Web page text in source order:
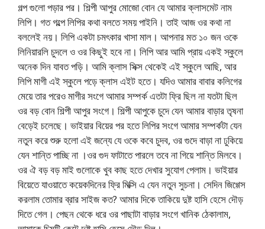
গল্প গুলো পড়ার পর। শিল্পী আপুর মোজো বোন যে আমার ক্লাসমেট নাম
লিপি। গত গল্পে লিপির কথা বলতে সময় পাইনি। তাই আজ ওর কথা না
বললেই নয়। লিপি একটা চমৎকার খাসা মাল। আপনার মত ১০ জন ওকে
লিনিয়ারলি চুদলে ও ওর কিছুই হবে না। লিপি আর আমি প্রায় একই স্কুলে
অনেক দিন যাবত পড়ি। আমি ক্লাস সিক্স থেকেই এই স্কুলে আছি, আর
লিপি মাগী এই স্কুলে পড়ে ক্লাস এইট হতে। যদিও আমার বাবার কলিগের
মেয়ে তার পরেও মাগীর সংগে আমার সম্পর্ক এতটা ফ্রি ছিল না যতটা ছিল
ওর বড় বোন শিল্পী আপুর সংগে। শিল্পী আপুকে চুদে যেন আমার বাড়ার তৃষনা
বেড়েই চলেছে। ভাইয়ার বিয়ের পর হতে লিপির সংগে আমার সম্পর্কটা যেন
নতুন করে শুরু হলো এই জন্যে যে ওকে কবে চুদব, ওর গুদে বাড়া না ঢুকিয়ে
যেন শান্তি পাচ্ছি না ।ওর গুদ ফাটাতে পারলে তবে না গিয়ে শান্তি মিলবে।
ওর ঐ বড় বড় মাই গুলোকে খুব কাছ হতে দেখার সুযোগ পেলাম। ভাইয়ার
বিয়েতে যাওয়াতে কয়েকদিনের ফ্রি মিক্সি এ যেন নতুন সুচনা। সেদিন জিগ্গেস
করলাম তোমার ব্রার সাইজ কত? আমার দিকে তাকিয়ে দুষ্ট হাসি হেসে দৌড়
দিতে গেল। পেছন থেকে ধরে ওর পাছাটা বাড়ার সংগে খানিক ঠেকালাম,